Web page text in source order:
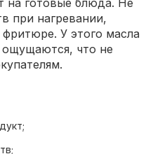
на готовые блюда. Не
при нагревании,
У этого масла
ощущаются, что не